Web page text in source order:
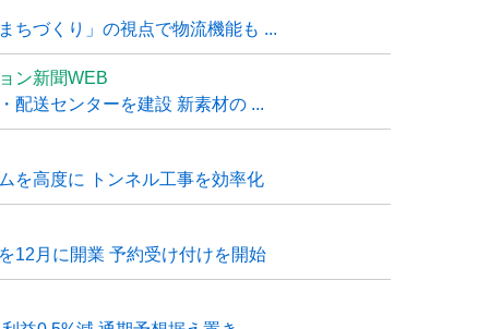
ちづくり」の視点で物流機能も ...
ン新聞WEB
配送センターを建設 新素材の ...
を高度に トンネル工事を効率化
12月に開業 予約受け付けを開始